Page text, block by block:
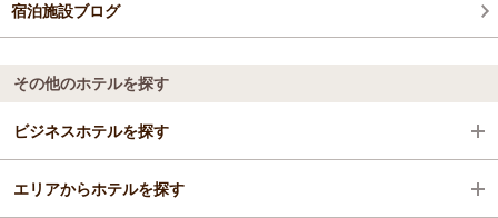
宿泊施設ブログ
その他のホテルを探す
ビジネスホテルを探す
三重県
エリアからホテルを探す